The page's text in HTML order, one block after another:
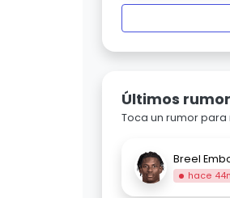
Últimos
Toca un rumor para
Breel
hace